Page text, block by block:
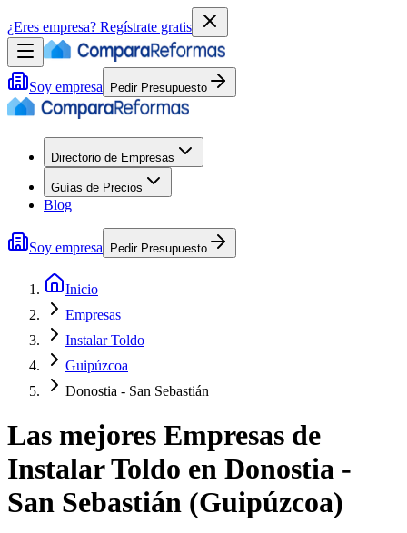
¿Eres empresa? Regístrate gratis
Soy empresa Pedir Presupuesto
Directorio de Empresas
Guías de Precios
Blog
Soy empresa Pedir Presupuesto
Inicio
Empresas
Instalar Toldo
Guipúzcoa
Donostia - San Sebastián
Las mejores Empresas de
Instalar Toldo en Donostia -
San Sebastián (Guipúzcoa)